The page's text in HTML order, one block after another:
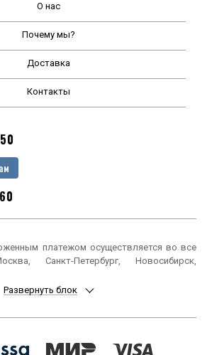
О нас
Почему мы?
Доставка
Контакты
платежом осуществляется во все
Санкт-Петербург, Новосибирск,
Красноярск, Пермь, Воронеж, Волгоград,
Ярославль, Владивосток, Томск,
Киров, Чебоксары, Тула, Калининград,
Развернуть блок